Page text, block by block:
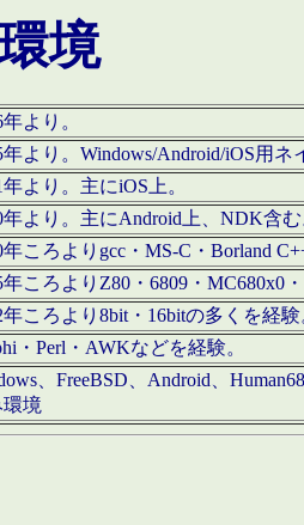
境
より。
年より。Windows/Android/iOS用
年より。主にiOS上。
年より。主にAndroid上、NDK含
年ころよりgcc・MS-C・Borland
年ころよりZ80・6809・MC680x0
年ころより8bit・16bitの多くを経
・Perl・AWKなどを経験。
、FreeBSD、Android、
境